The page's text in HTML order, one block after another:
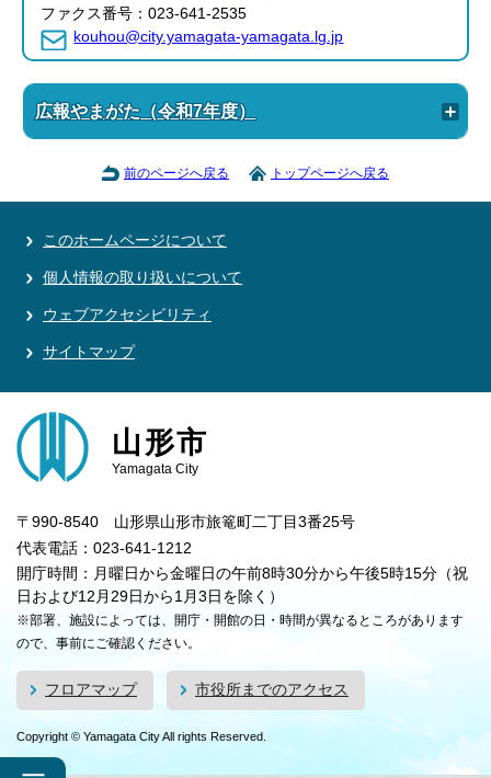
ファクス番号：023-641-2535
kouhou@city.yamagata-yamagata.lg.jp
広報やまがた（令和7年度）
前のページへ戻る トップページへ戻る
このホームページについて
個人情報の取り扱いについて
ウェブアクセシビリティ
サイトマップ
山形市
Yamagata City
〒990-8540 山形県山形市旅篭町二丁目3番25号
代表電話：023-641-1212
開庁時間：月曜日から金曜日の午前8時30分から午後5時15分（祝
日および12月29日から1月3日を除く）
※部署、施設によっては、開庁・開館の日・時間が異なるところがあります
ので、事前にご確認ください。
フロアマップ 市役所までのアクセス
Copyright © Yamagata City All rights Reserved.